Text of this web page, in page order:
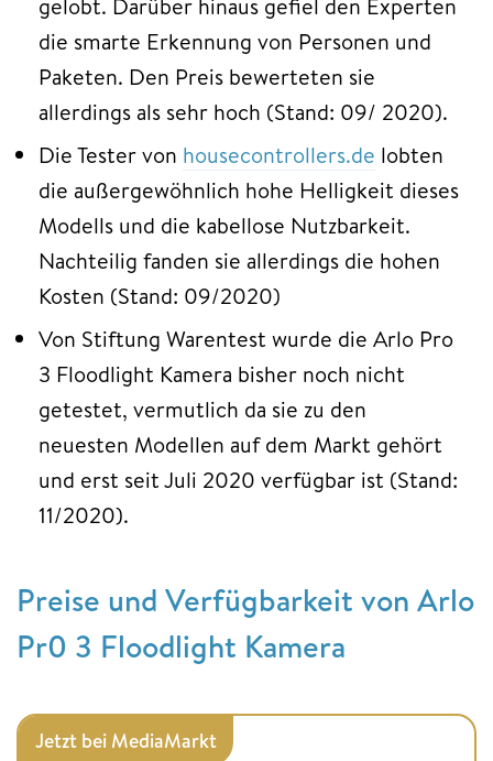
die smarte Erkennung von Personen und
Paketen. Den Preis bewerteten sie
allerdings als sehr hoch (Stand: 09/ 2020).
Die Tester von housecontrollers.de lobten
die außergewöhnlich hohe Helligkeit dieses
Modells und die kabellose Nutzbarkeit.
Nachteilig fanden sie allerdings die hohen
Kosten (Stand: 09/2020)
Von Stiftung Warentest wurde die Arlo Pro
3 Floodlight Kamera bisher noch nicht
getestet, vermutlich da sie zu den
neuesten Modellen auf dem Markt gehört
und erst seit Juli 2020 verfügbar ist (Stand:
11/2020).
Preise und Verfügbarkeit von Arlo
Pr0 3 Floodlight Kamera
Jetzt bei MediaMarkt